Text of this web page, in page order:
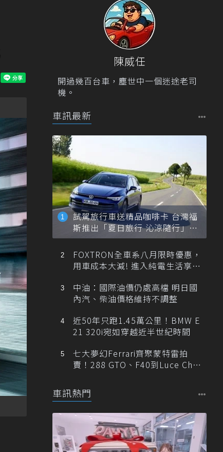
陳威任
開過幾百台車，塵世中一個迷途老司
機。
車訊最新
試駕旅行車送精品咖啡卡 台灣福
斯推出「夏日旅行 沁涼隨行」活
動
FOXTRON全車系八月限時優惠，
用車成本大減! 進入純電生活享
中油：國際油價仍處高檔 明日國
內汽、柴油價格維持不調整
近50年只跑1.45萬公里！BMW E
21 320i宛如穿越近半世紀時間
七大夢幻Ferrari齊聚蒙特雷拍
賣！288 GTO、F40到Luce Cha
車訊熱門